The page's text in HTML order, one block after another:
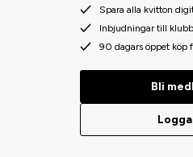
Spara alla kvitton
Inbjudningar till
90 dagars öppet köp
Bli